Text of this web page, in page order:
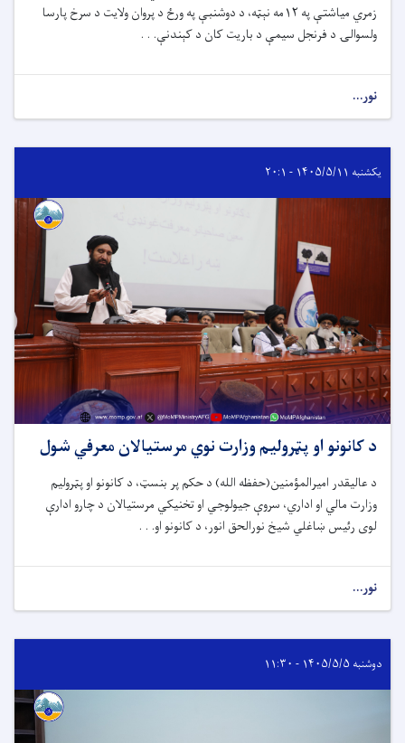
زمري میاشتې په ۱۲مه نېټه، د دوشنبې په ورځ د پروان ولایت د سرخ پارسا
ولسوالۍ د فرنجل سیمې د باریت کان د کېندنې. . .
نور...
یکشنبه ۱۴۰۵/۵/۱۱ - ۲۰:۱
د کانونو او پټرولیم وزارت نوي مرستیالان معرفي شول
د عالیقدر امیرالمؤمنین(حفظه الله) د حکم پر بنسټ، د کانونو او پټرولیم
وزارت مالي او اداري، سروې جیولوجي او تخنیکي مرستیالان د چارو ادارې
لوی رئیس ښاغلي شیخ نورالحق انور، د کانونو او. . .
نور...
دوشنبه ۱۴۰۵/۵/۵ - ۱۱:۳۰